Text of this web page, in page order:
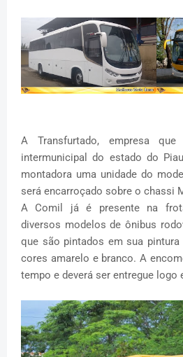
A Transfurtado, empresa
intermunicipal do estado do
montadora uma unidade do
será encarroçado sobre o chassi
A Comil já é presente na
diversos modelos de ônibus
que são pintados em sua
cores amarelo e branco. A
tempo e deverá ser entregue logo